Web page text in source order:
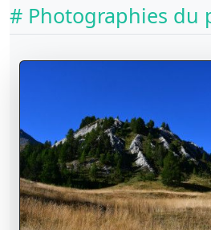
# Photographies du